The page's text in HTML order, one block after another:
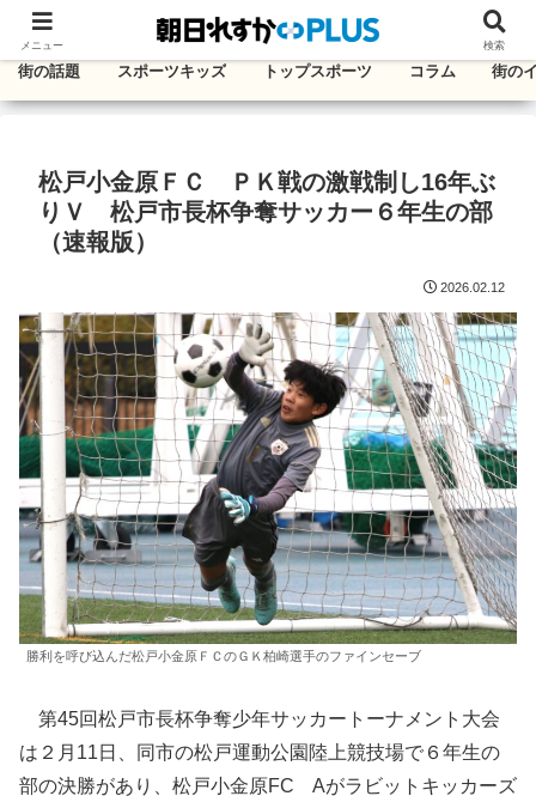
千葉・東葛エリアのタウン情報紙
街の話題 スポーツキッズ トップスポーツ コラム 街の
松戸小金原ＦＣ ＰＫ戦の激戦制し16年ぶ
りＶ 松戸市長杯争奪サッカー６年生の部
（速報版）
2026.02.12
勝利を呼び込んだ松戸小金原ＦＣのＧＫ柏崎選手のファインセーブ
第45回松戸市長杯争奪少年サッカートーナメント大会
は２月11日、同市の松戸運動公園陸上競技場で６年生の
部の決勝があり、松戸小金原FC Aがラビットキッカーズ
メニュー 検索